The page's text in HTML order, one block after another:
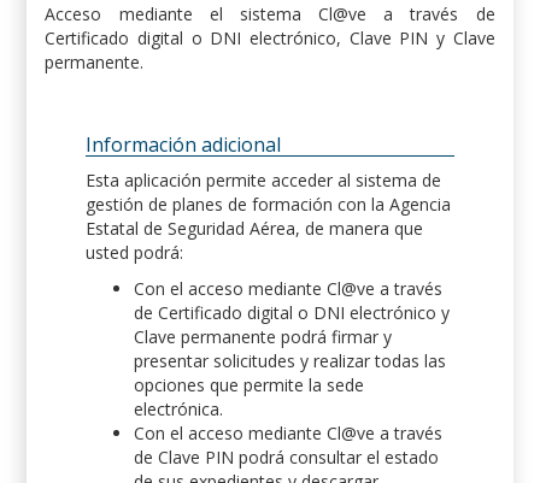
Acceso mediante el sistema Cl@ve a través de
Certificado digital o DNI electrónico, Clave PIN y Clave
permanente.
Información adicional
Esta aplicación permite acceder al sistema de
gestión de planes de formación con la Agencia
Estatal de Seguridad Aérea, de manera que
usted podrá:
Con el acceso mediante Cl@ve a través
de Certificado digital o DNI electrónico y
Clave permanente podrá firmar y
presentar solicitudes y realizar todas las
opciones que permite la sede
electrónica.
Con el acceso mediante Cl@ve a través
de Clave PIN podrá consultar el estado